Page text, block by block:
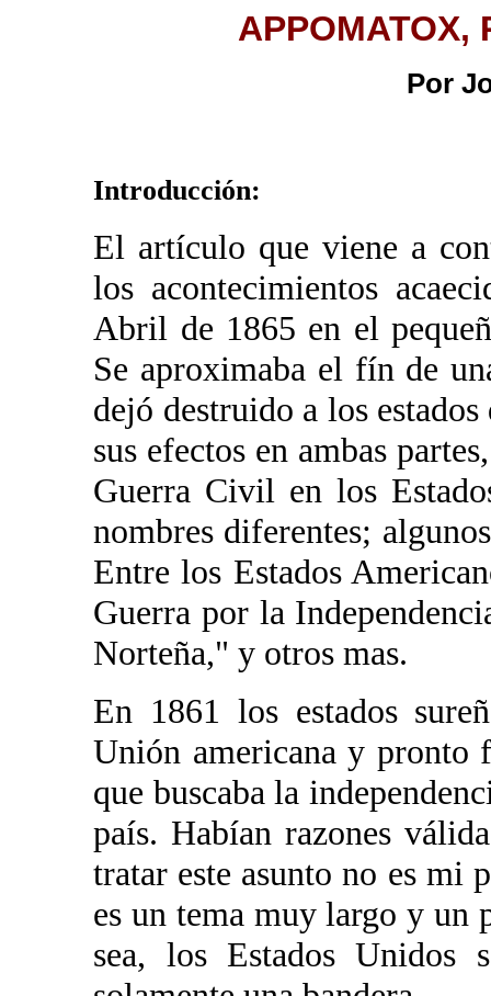
Por
Introducción:
El artículo que viene a
los acontecimientos
Abril de 1865 en el
Se aproximaba el fín de
dejó destruido a los
sus efectos en ambas
Guerra Civil en los
nombres diferentes;
Entre los Estados
Guerra por la
Norteña," y otros mas.
En 1861 los estados
Unión americana y pronto
que buscaba la
país. Habían razones
tratar este asunto no es mi
es un tema muy largo y un
sea, los Estados Unidos